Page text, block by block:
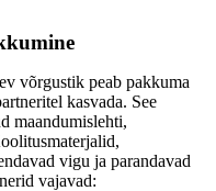
võrgustik peab pakkuma
kasvada. See
maandumislehti,
vigu ja parandavad
vajavad: